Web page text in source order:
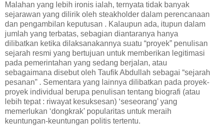
Malahan yang lebih ironis ialah, ternyata tidak banyak
sejarawan yang dilirik oleh steakholder dalam perencanaan
dan pengambilan keputusan . Kalaupun ada, itupun dalam
jumlah yang terbatas, sebagian diantaranya hanya
dilibatkan ketika dilaksanakannya suatu “proyek” penulisan
sejarah resmi yang bertujuan untuk memberikan legitimasi
pada pemerintahan yang sedang berjalan, atau
sebagaimana disebut oleh Taufik Abdullah sebagai “sejarah
pesanan” . Sementara yang lainnya dilibatkan pada proyek-
proyek individual berupa penulisan tentang biografi (atau
lebih tepat : riwayat kesuksesan) ‘seseorang’ yang
memerlukan ‘dongkrak’ popularitas untuk meraih
keuntungan-keuntungan politis tertentu.